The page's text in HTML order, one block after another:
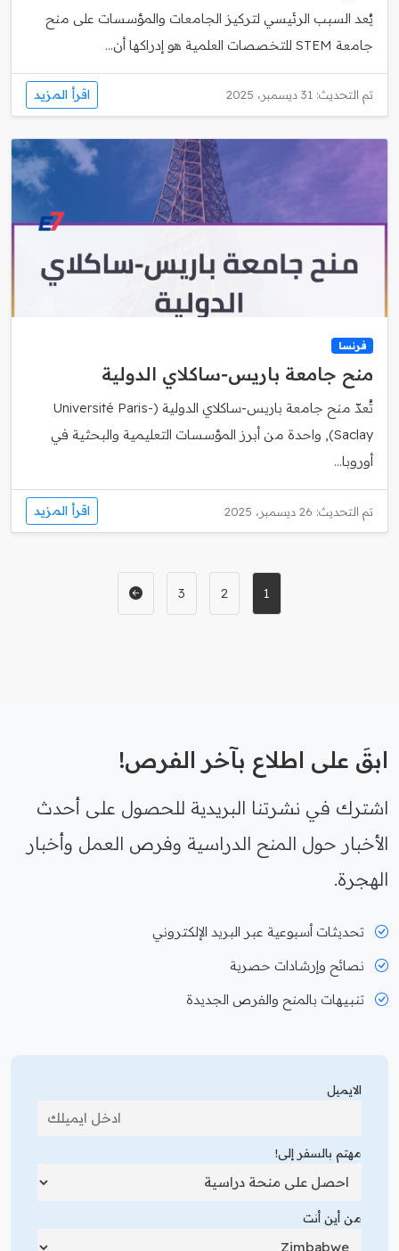
يُعد السبب الرئيسي لتركيز الجامعات والمؤسسات على منح
جامعة STEM للتخصصات العلمية هو إدراكها أن...
تم التحديث: 31 ديسمبر، 2025 اقرأ المزيد
فرنسا
منح جامعة باريس‑ساكلاي الدولية
تُعدّ منح جامعة باريس‑ساكلاي الدولية (Université Paris-
Saclay), واحدة من أبرز المؤسسات التعليمية والبحثية في
أوروبا...
تم التحديث: 26 ديسمبر، 2025 اقرأ المزيد
1
2
3
ابقَ على اطلاع بآخر الفرص!
اشترك في نشرتنا البريدية للحصول على أحدث
الأخبار حول المنح الدراسية وفرص العمل وأخبار
الهجرة.
تحديثات أسبوعية عبر البريد الإلكتروني
نصائح وإرشادات حصرية
تنبيهات بالمنح والفرص الجديدة
الايميل
مهتم بالسفر إلى!
من أين أنت